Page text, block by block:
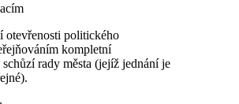
otevřenosti politického
kompletní
schůzí rady města (jejíž jednání je